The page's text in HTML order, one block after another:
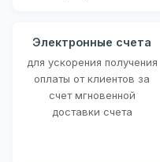
Электронные счета
для ускорения получения
оплаты от клиентов за
счет мгновенной
доставки счета